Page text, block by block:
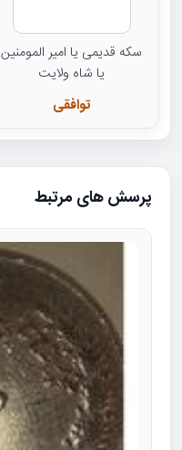
سکه قدیمی یا امیر المومنین
یا شاه ولایت
توافقی
پرسش های مرتبط